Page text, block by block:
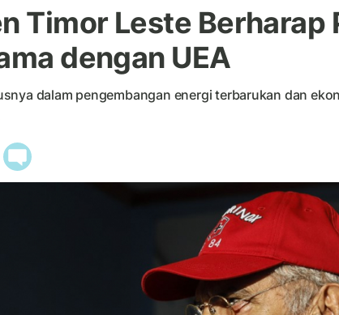
Timor Leste Berharap
dengan UEA
dalam pengembangan energi terbarukan dan